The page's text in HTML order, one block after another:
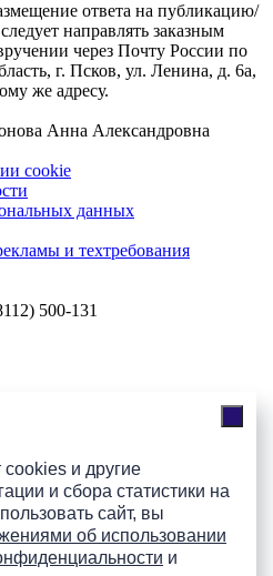
cookies и другие
и сбора статистики на
сайт, вы
об использовании
и
ответа на публикацию/
направлять заказным
через Почту России по
г. Псков, ул. Ленина, д. 6а,
же адресу.
Анна Александровна
cookie
данных
и техтребования
500-131